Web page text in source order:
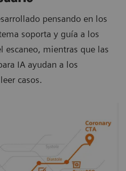
pensando en los
soporta y guía a los
escaneo, mientras que las
IA ayudan a los
casos.